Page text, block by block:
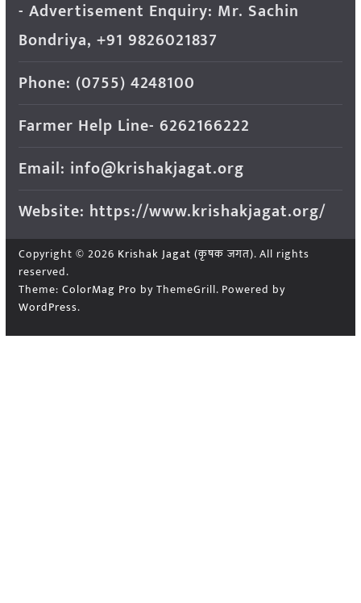
- Advertisement Enquiry: Mr. Sachin
Bondriya, +91 9826021837
Phone: (0755) 4248100
Farmer Help Line- 6262166222
Email: info@krishakjagat.org
Website: https://www.krishakjagat.org/
Copyright © 2026 Krishak Jagat (कृषक जगत). All rights
reserved.
Theme: ColorMag Pro by ThemeGrill. Powered by
WordPress.